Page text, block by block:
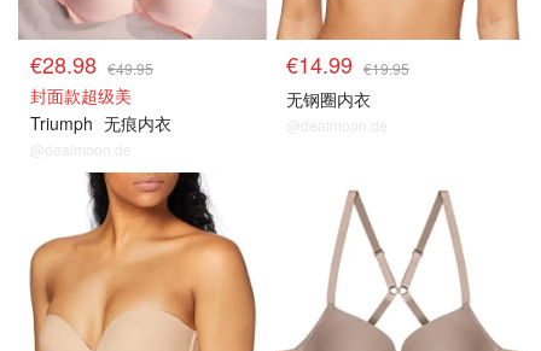
€28.98 €49.95
封面款超级美
Triumph 无痕内衣
@dealmoon.de
€14.99 €19.95
无钢圈内衣
@dealmoon.de